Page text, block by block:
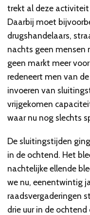
trekt al deze activiteit
Daarbij moet
drugshandelaars,
nachts geen mensen
geen markt meer
redeneert men van
invoeren van
vrijgekomen
waar nu nog slechts
De sluitingstijden
in de ochtend. Het
nachtelijke ellende
we nu, eenentwintig
raadsvergaderingen
drie uur in de ochtend